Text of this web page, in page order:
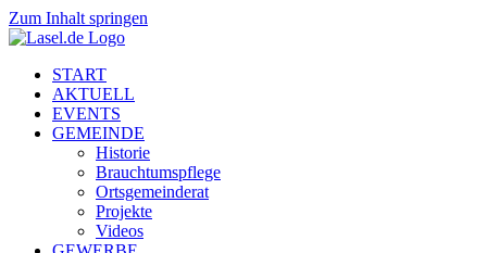
Zum Inhalt springen
START
AKTUELL
EVENTS
GEMEINDE
Historie
Brauchtumspflege
Ortsgemeinderat
Projekte
Videos